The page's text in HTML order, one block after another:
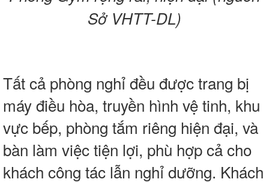
Sở VHTT-DL)
Tất cả phòng nghỉ đều được trang bị
máy điều hòa, truyền hình vệ tinh, khu
vực bếp, phòng tắm riêng hiện đại, và
bàn làm việc tiện lợi, phù hợp cả cho
khách công tác lẫn nghỉ dưỡng. Khách